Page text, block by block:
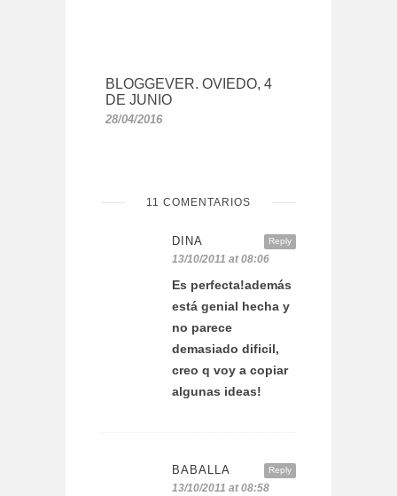
BLOGGEVER. OVIEDO, 4
DE JUNIO
28/04/2016
11 COMENTARIOS
Reply
DINA
13/10/2011 at 08:06
Es perfecta!además
está genial hecha y
no parece
demasiado dificil,
creo q voy a copiar
algunas ideas!
Reply
BABALLA
13/10/2011 at 08:58